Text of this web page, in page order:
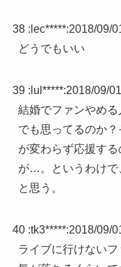
38 : lec*****:2018/09/
どうでもいい
39 : lul*****:2018/09/
結婚でファンやめ
でも思ってるのか
が変わらず応援す
が…。というわけで
と思う。
40 :tk3*****:2018/09/
ライブに行けない